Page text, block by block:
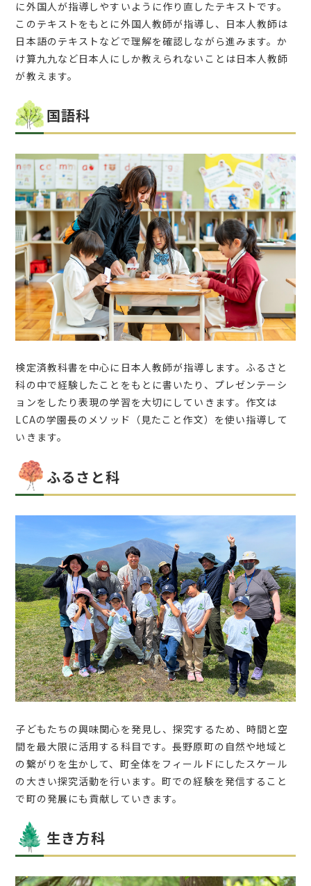
に外国人が指導しやすいように作り直したテキストです。
このテキストをもとに外国人教師が指導し、日本人教師は
日本語のテキストなどで理解を確認しながら進みます。か
け算九九など日本人にしか教えられないことは日本人教師
が教えます。
国語科
検定済教科書を中心に日本人教師が指導します。ふるさと
科の中で経験したことをもとに書いたり、プレゼンテーシ
ョンをしたり表現の学習を大切にしていきます。作文は
LCAの学園長のメソッド（見たこと作文）を使い指導して
いきます。
ふるさと科
子どもたちの興味関心を発見し、探究するため、時間と空
間を最大限に活用する科目です。長野原町の自然や地域と
の繋がりを生かして、町全体をフィールドにしたスケール
の大きい探究活動を行います。町での経験を発信すること
で町の発展にも貢献していきます。
生き方科